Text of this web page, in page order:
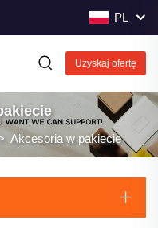
PL
Uzyskaj ofertę
Akcesoria w pakiecie